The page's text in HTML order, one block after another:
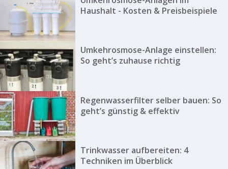
Haushalt - Kosten & Preisbeispiele
Umkehrosmose-Anlage einstellen:
So geht’s zuhause richtig
Regenwasserfilter selber bauen: So
geht’s günstig & effektiv
Trinkwasser aufbereiten: 4
Techniken im Überblick